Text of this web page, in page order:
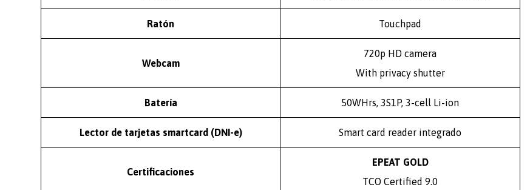
Ratón Touchpad
Webcam
720p HD camera
With privacy shutter
Batería 50WHrs, 3S1P, 3-cell Li-ion
Lector de tarjetas smartcard (DNI-e) Smart card reader integrado
Certificaciones
EPEAT GOLD
TCO Certified 9.0